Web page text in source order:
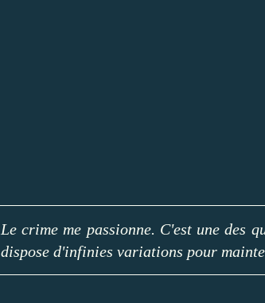
Le crime me passionne. C'est une des
dispose d'infinies variations pour